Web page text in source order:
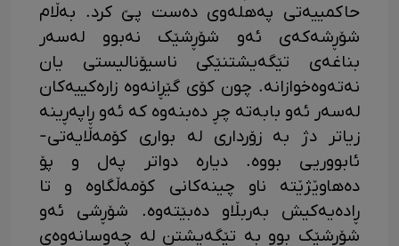
حاکمییەتی پەهلەوی دەست پێ کرد. بەڵام
شۆڕشەکەی ئەو شۆڕشێک نەبوو لەسەر
بناغەی تێگەیشتنێکی ناسیۆنالیستی یان
نەتەوەخوازانە. چون کۆی گێڕانەوە زارەکییەکان
لەسەر ئەو بابەتە چڕ دەبنەوە کە ئەو ڕاپەڕینە
زیاتر دژ بە زۆرداری لە بواری کۆمەڵایەتی-
ئابووریی بووە. دیارە دواتر پەل و پۆ
دەهاوێژێتە ناو چینەکانی کۆمەڵگاوە و تا
ڕادەیەکیش بەربڵاو دەبێتەوە. شۆڕشی ئەو
شۆڕشێک بوو بە تێگەیشتن لە چەوسانەوەی